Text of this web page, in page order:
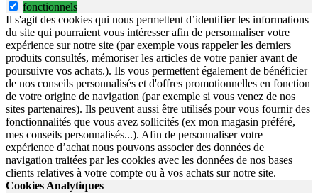
fonctionnels
Il s'agit des cookies qui nous permettent d’identifier les informations
du site qui pourraient vous intéresser afin de personnaliser votre
expérience sur notre site (par exemple vous rappeler les derniers
produits consultés, mémoriser les articles de votre panier avant de
poursuivre vos achats.). Ils vous permettent également de bénéficier
de nos conseils personnalisés et d'offres promotionnelles en fonction
de votre origine de navigation (par exemple si vous venez de nos
sites partenaires). Ils peuvent aussi être utilisés pour vous fournir des
fonctionnalités que vous avez sollicités (ex mon magasin préféré,
mes conseils personnalisés...). Afin de personnaliser votre
expérience d’achat nous pouvons associer des données de
navigation traitées par les cookies avec les données de nos bases
clients relatives à votre compte ou à vos achats sur notre site.
Cookies Analytiques